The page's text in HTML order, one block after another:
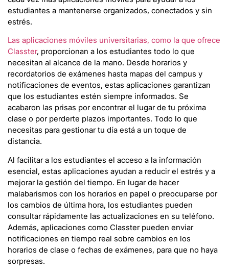
estudiantes a mantenerse organizados, conectados y sin
estrés.
Las aplicaciones móviles universitarias, como la que ofrece
Classter, proporcionan a los estudiantes todo lo que
necesitan al alcance de la mano. Desde horarios y
recordatorios de exámenes hasta mapas del campus y
notificaciones de eventos, estas aplicaciones garantizan
que los estudiantes estén siempre informados. Se
acabaron las prisas por encontrar el lugar de tu próxima
clase o por perderte plazos importantes. Todo lo que
necesitas para gestionar tu día está a un toque de
distancia.
Al facilitar a los estudiantes el acceso a la información
esencial, estas aplicaciones ayudan a reducir el estrés y a
mejorar la gestión del tiempo. En lugar de hacer
malabarismos con los horarios en papel o preocuparse por
los cambios de última hora, los estudiantes pueden
consultar rápidamente las actualizaciones en su teléfono.
Además, aplicaciones como Classter pueden enviar
notificaciones en tiempo real sobre cambios en los
horarios de clase o fechas de exámenes, para que no haya
sorpresas.